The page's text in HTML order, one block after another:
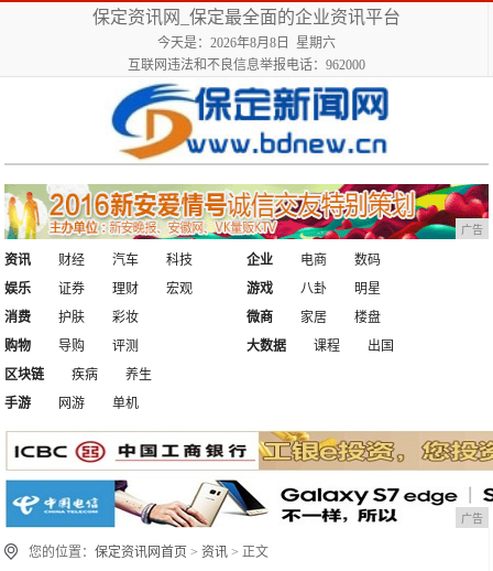
保定资讯网_保定最全面的企业资讯平台
今天是：2026年8月8日 星期六
互联网违法和不良信息举报电话：962000
广告
资讯 财经 汽车
科技
娱乐
证券 理财 宏观
企业 电商
数码
游戏
八卦
明星
消费
护肤
彩妆
购物
导购 评测
微商 家居
楼盘
大数据
课程
出国
区块链
疾病
养生
手游
网游 单机
广告
您的位置：保定资讯网首页 >资讯 > 正文